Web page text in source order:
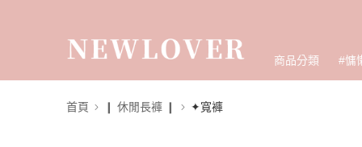
商品分類 #慵
首頁 ❙ 休閒長褲 ❙ ✦寬褲